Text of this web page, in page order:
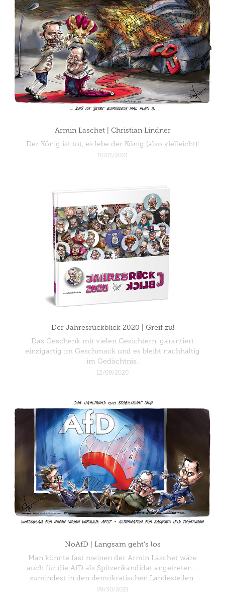
Armin Laschet | Christian Lindner
Der König ist tot, es lebe der König (also vielleicht)!
10/01/2021
Der Jahresrückblick 2020 | Greif zu!
Das Geschenk mit vielen Gesichtern, garantiert
einzigartig im Geschmack und es bleibt nachhaltig
im Gedächtnis.
12/09/2020
NoAfD | Langsam geht's los
Man könnte fast meinen der Armin Laschet wäre
auch für die AfD als Spitzenkandidat angetreten ...
zumindest in den demokratischen Landesteilen.
09/30/2021